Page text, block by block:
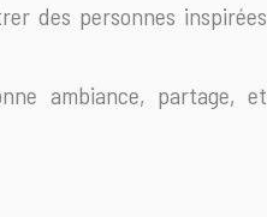
des personnes inspirées
ambiance, partage, et